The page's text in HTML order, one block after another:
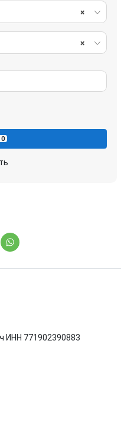
×
×
0
ИНН 771902390883